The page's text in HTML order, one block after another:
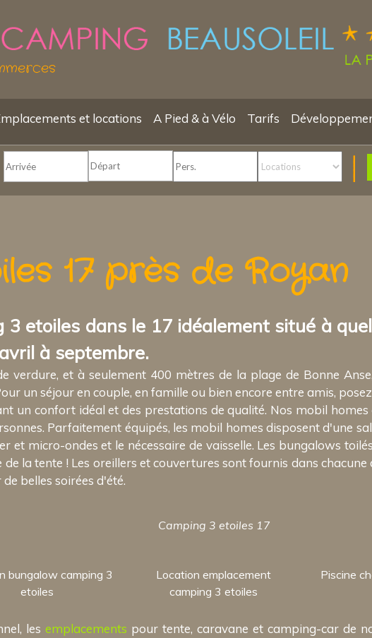
et locations A Pied & à Vélo Tarifs
17 près de Royan
3 etoiles dans le 17 idéalement situé à
à septembre.
verdure, et à seulement 400 mètres de la plage de Bonne
un séjour en couple, en famille ou bien encore entre amis,
un confort idéal et des prestations de qualité. Nos mobil
Parfaitement équipés, les mobil homes disposent d'une
et micro-ondes et le nécessaire de vaisselle. Les bungalows
la tente ! Les oreillers et couvertures sont fournis dans
belles soirées d'été.
Camping 3 etoiles 17
bungalow camping 3
etoiles
Location emplacement
camping 3 etoiles
Piscine
les emplacements pour tente, caravane et camping-car de